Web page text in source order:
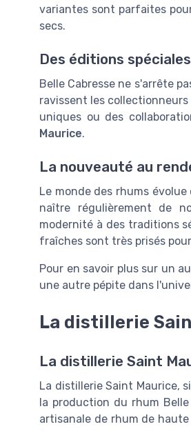
variantes sont parfaites
secs.
Des éditions
Belle Cabresse ne s'arrête
ravissent les
uniques ou des
Maurice.
La nouveauté au
Le monde des rhums
naître régulièrement de
modernité à des traditions
fraîches sont très prisés
Pour en savoir plus sur un
une autre pépite dans
La distillerie
La distillerie Saint
La distillerie Saint Maurice,
la production du rhum
artisanale de rhum de